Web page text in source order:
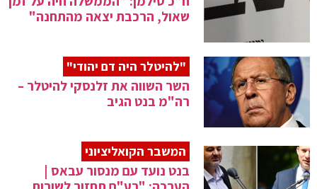
שאול, הרכבת יצאה מהתחנה"
"להיטלר היה דם יהודי"
השר השווה את זלנסקי להיטלר –
רה"מ בנט הגיב
המשבר הקואליציוני
בנט נועד עם מנסור עבאס |